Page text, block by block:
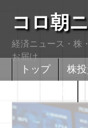
コロ朝
経済ニュース・株
お届け
トップ 株